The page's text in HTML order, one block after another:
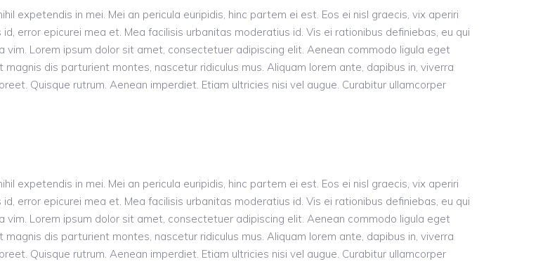
expetendis in mei. Mei an pericula euripidis, hinc partem ei est. Eos ei nisl graecis, vix aperiri
error epicurei mea et. Mea facilisis urbanitas moderatius id. Vis ei rationibus definiebas, eu qui
vim. Lorem ipsum dolor sit amet, consectetuer adipiscing elit. Aenean commodo ligula eget
dis parturient montes, nascetur ridiculus mus. Aliquam lorem ante, dapibus in, viverra
Quisque rutrum. Aenean imperdiet. Etiam ultricies nisi vel augue. Curabitur ullamcorper
expetendis in mei. Mei an pericula euripidis, hinc partem ei est. Eos ei nisl graecis, vix aperiri
error epicurei mea et. Mea facilisis urbanitas moderatius id. Vis ei rationibus definiebas, eu qui
vim. Lorem ipsum dolor sit amet, consectetuer adipiscing elit. Aenean commodo ligula eget
dis parturient montes, nascetur ridiculus mus. Aliquam lorem ante, dapibus in, viverra
Quisque rutrum. Aenean imperdiet. Etiam ultricies nisi vel augue. Curabitur ullamcorper